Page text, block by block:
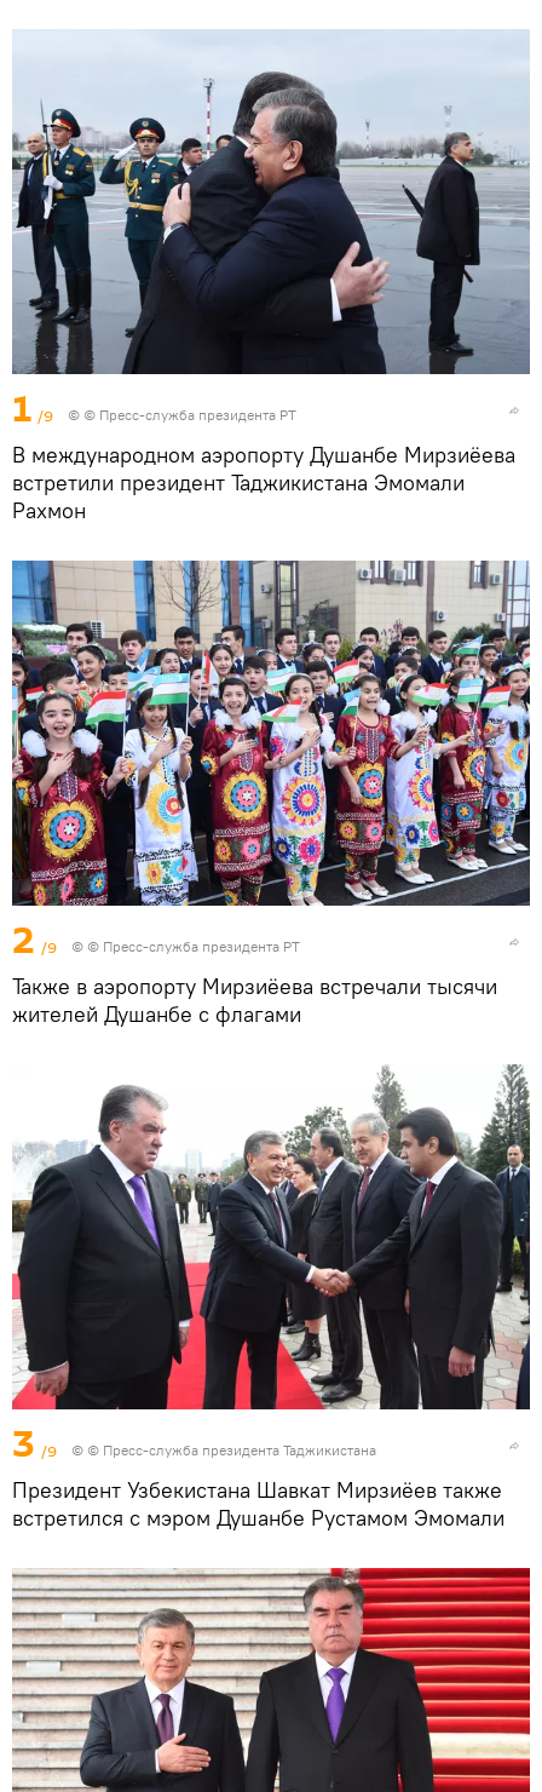
1 /9 © © Пресс-служба президента РТ
В международном аэропорту Душанбе Мирзиёева
встретили президент Таджикистана Эмомали
Рахмон
2 /9 © © Пресс-служба президента РТ
Также в аэропорту Мирзиёева встречали тысячи
жителей Душанбе с флагами
3 /9 © © Пресс-служба президента Таджикистана
Президент Узбекистана Шавкат Мирзиёев также
встретился с мэром Душанбе Рустамом Эмомали